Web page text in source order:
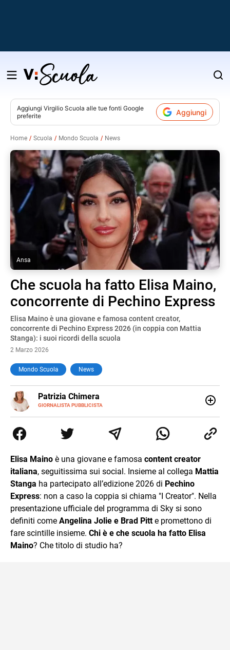
Salta
contenuto
Aggiungi Virgilio Scuola alle tue fonti Google
preferite
Aggiungi
Home Scuola Mondo Scuola News
Ansa
Che scuola ha fatto Elisa Maino,
concorrente di Pechino Express
Elisa Maino è una giovane e famosa content creator,
concorrente di Pechino Express 2026 (in coppia con Mattia
Stanga): i suoi ricordi della scuola
2 Marzo 2026
Mondo Scuola News
Patrizia Chimera
GIORNALISTA PUBBLICISTA
E-
MAIL
LINKEDIN
collaborato con grandi gruppi editoriali e agenzie di
comunicazione specializzandosi nella scrittura di articoli
Elisa Maino è una giovane e famosa content creator
italiana, seguitissima sui social. Insieme al collega Mattia
Stanga ha partecipato all’edizione 2026 di Pechino
Express: non a caso la coppia si chiama "I Creator". Nella
presentazione ufficiale del programma di Sky si sono
definiti come Angelina Jolie e Brad Pitte promettono di
fare scintille insieme. Chi è e che scuola ha fatto Elisa
Maino? Che titolo di studio ha?